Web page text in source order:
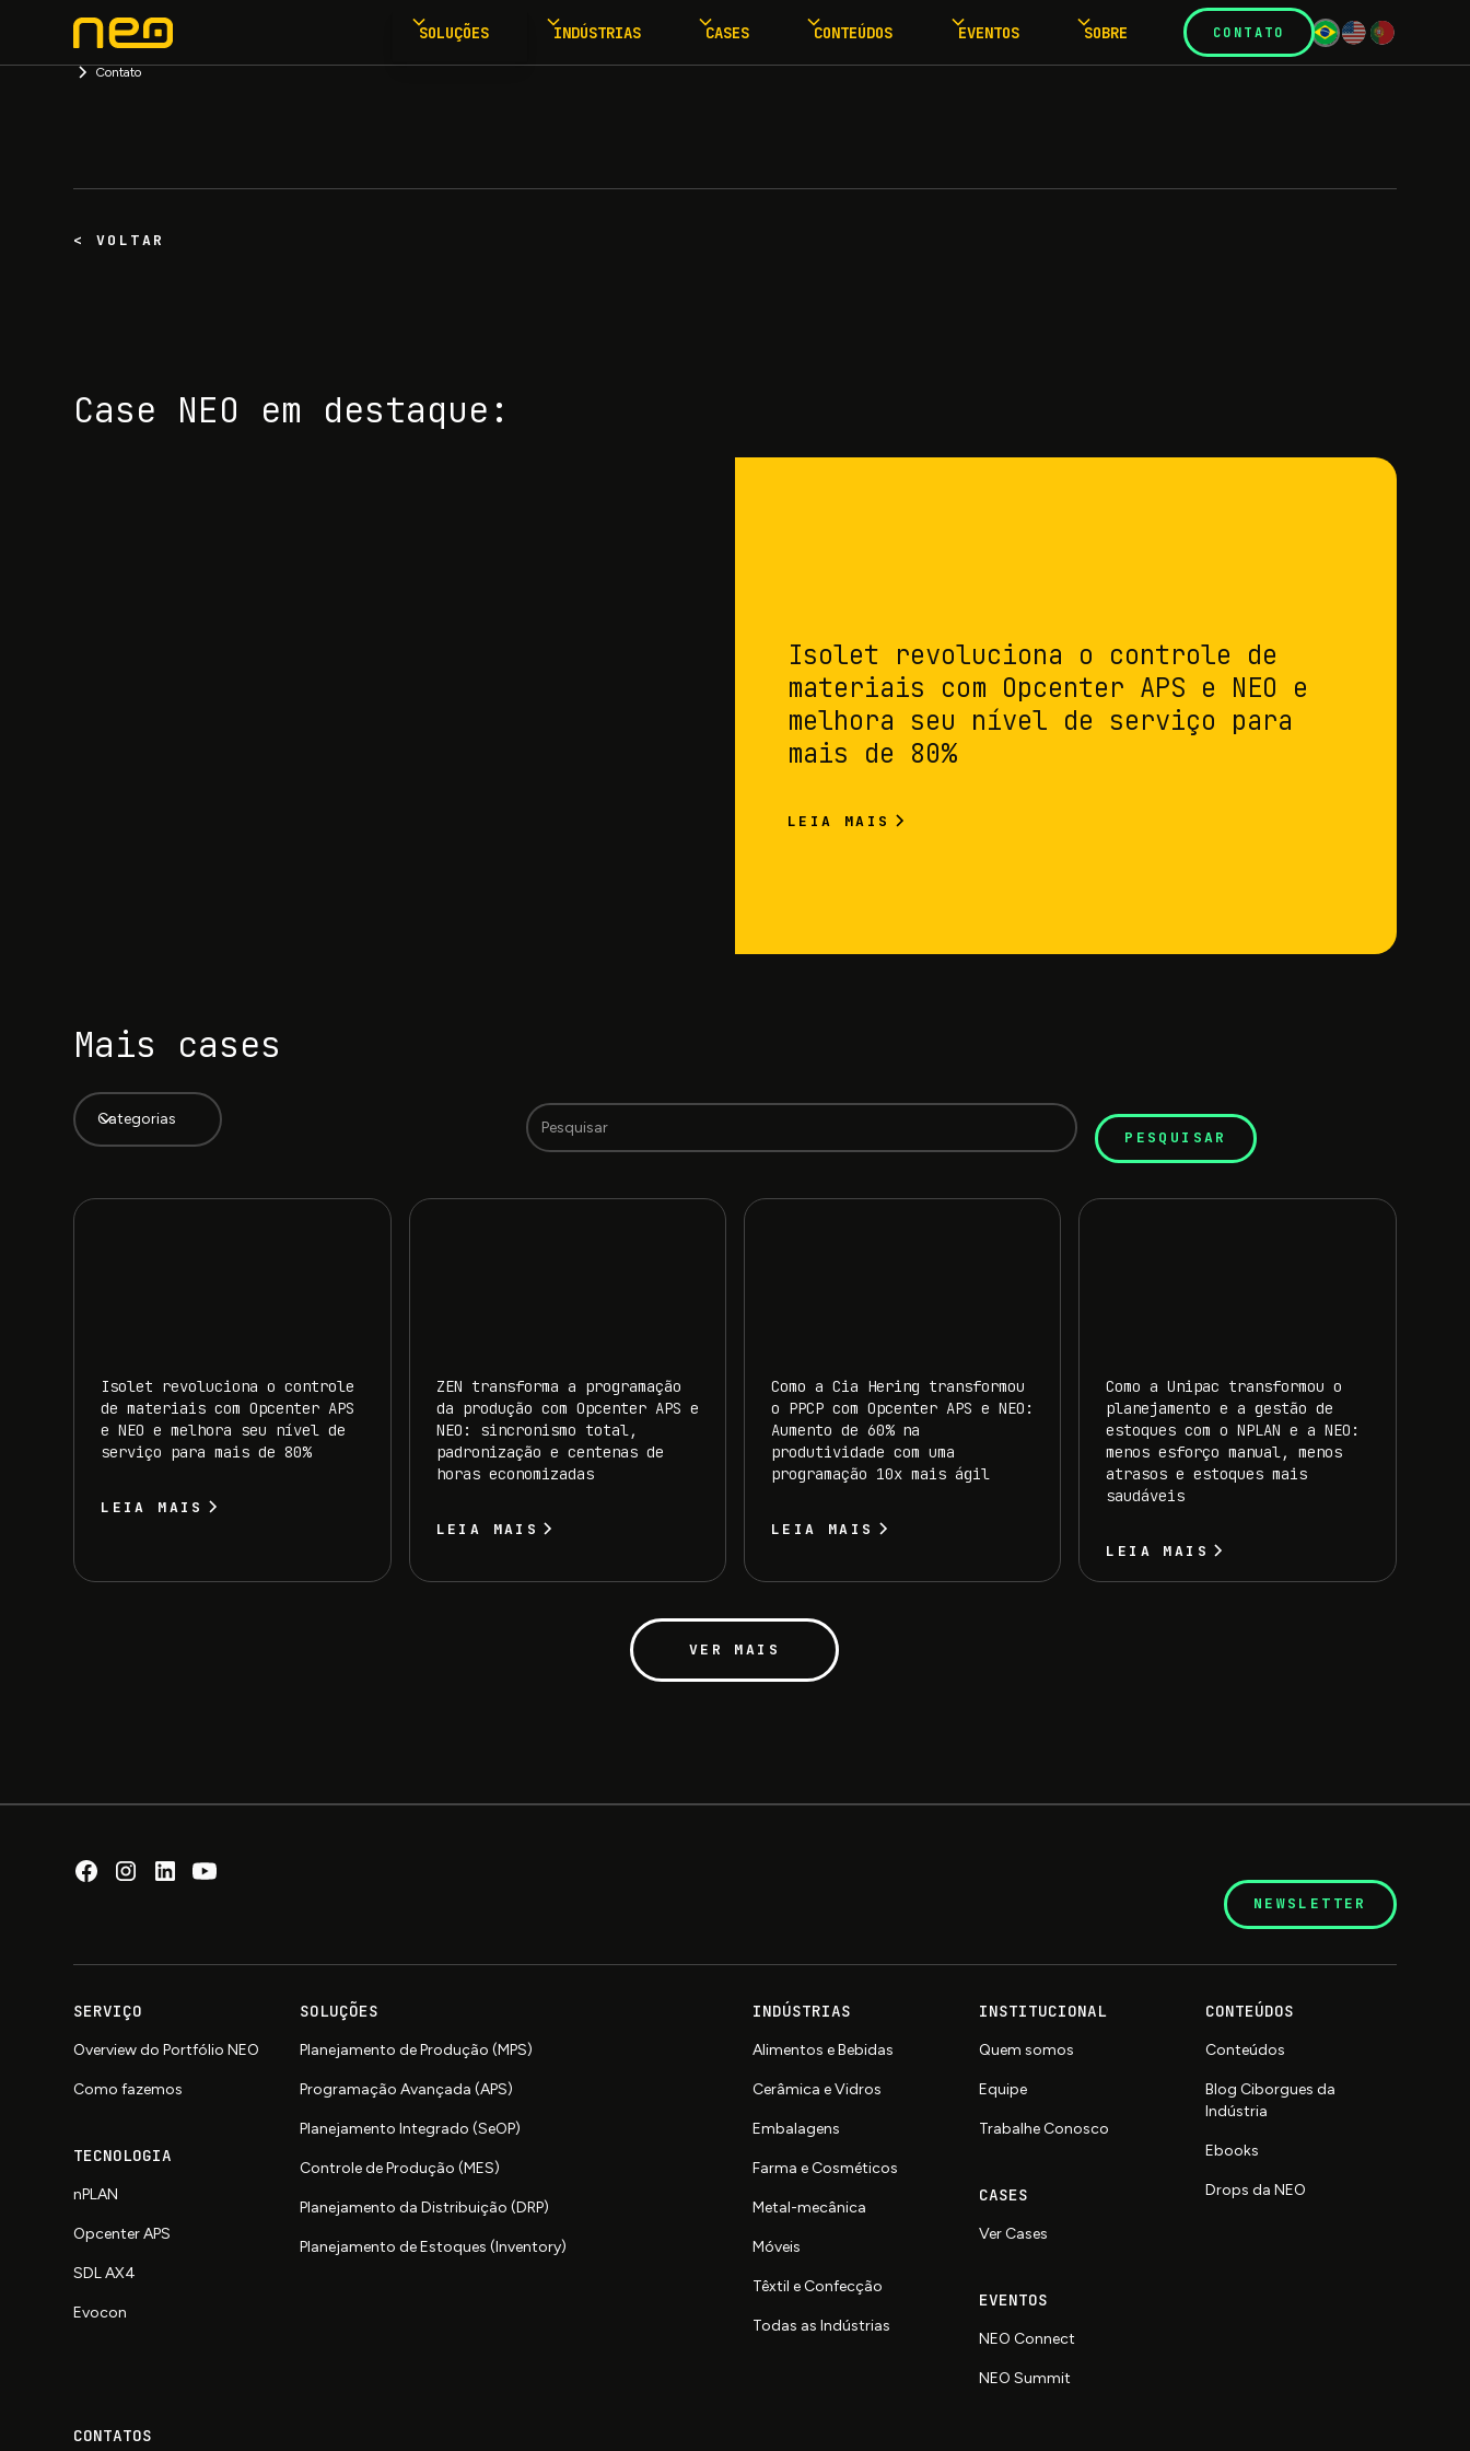
SOLUÇÕES INDÚSTRIAS CASES CONTEÚDOS EVENTOS SOBRE CONTATO
Contato
< VOLTAR
Case NEO em destaque:
Isolet revoluciona o controle de
materiais com Opcenter APS e NEO e
melhora seu nível de serviço para
mais de 80%
LEIA MAIS
Mais cases
Categorias
Isolet revoluciona o controle
de materiais com Opcenter APS
e NEO e melhora seu nível de
serviço para mais de 80%
LEIA MAIS
ZEN transforma a programação
da produção com Opcenter APS e
NEO: sincronismo total,
padronização e centenas de
horas economizadas
LEIA MAIS
Como a Cia Hering transformou
o PPCP com Opcenter APS e NEO:
Aumento de 60% na
produtividade com uma
programação 10x mais ágil
LEIA MAIS
Como a Unipac transformou o
planejamento e a gestão de
estoques com o NPLAN e a NEO:
menos esforço manual, menos
atrasos e estoques mais
saudáveis
LEIA MAIS
VER MAIS
NEWSLETTER
SERVIÇO
Overview do Portfólio NEO
Como fazemos
TECNOLOGIA
nPLAN
Opcenter APS
SDL AX4
Evocon
SOLUÇÕES
Planejamento de Produção (MPS)
Programação Avançada (APS)
Planejamento Integrado (SeOP)
Controle de Produção (MES)
Planejamento da Distribuição (DRP)
Planejamento de Estoques (Inventory)
INDÚSTRIAS
Alimentos e Bebidas
Cerâmica e Vidros
Embalagens
Farma e Cosméticos
Metal-mecânica
Móveis
Têxtil e Confecção
Todas as Indústrias
INSTITUCIONAL
Quem somos
Equipe
Trabalhe Conosco
CASES
Ver Cases
EVENTOS
NEO Connect
NEO Summit
CONTEÚDOS
Conteúdos
Blog Ciborgues da
Indústria
Ebooks
Drops da NEO
CONTATOS